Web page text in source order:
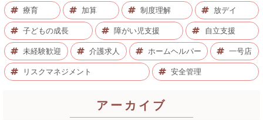
療育 加算 制度理解 放デイ
子どもの成長 障がい児支援 自立支援
未経験歓迎 介護求人 ホームヘルパー 一号店
リスクマネジメント 安全管理
アーカイブ